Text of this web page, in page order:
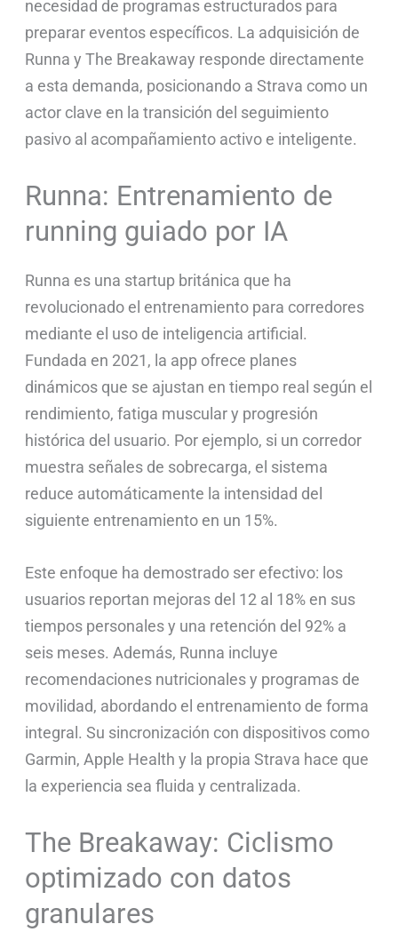
necesidad de programas estructurados para
preparar eventos específicos. La adquisición de
Runna y The Breakaway responde directamente
a esta demanda, posicionando a Strava como un
actor clave en la transición del seguimiento
pasivo al acompañamiento activo e inteligente.
Runna: Entrenamiento de
running guiado por IA
Runna es una startup británica que ha
revolucionado el entrenamiento para corredores
mediante el uso de inteligencia artificial.
Fundada en 2021, la app ofrece planes
dinámicos que se ajustan en tiempo real según el
rendimiento, fatiga muscular y progresión
histórica del usuario. Por ejemplo, si un corredor
muestra señales de sobrecarga, el sistema
reduce automáticamente la intensidad del
siguiente entrenamiento en un 15%.
Este enfoque ha demostrado ser efectivo: los
usuarios reportan mejoras del 12 al 18% en sus
tiempos personales y una retención del 92% a
seis meses. Además, Runna incluye
recomendaciones nutricionales y programas de
movilidad, abordando el entrenamiento de forma
integral. Su sincronización con dispositivos como
Garmin, Apple Health y la propia Strava hace que
la experiencia sea fluida y centralizada.
The Breakaway: Ciclismo
optimizado con datos
granulares